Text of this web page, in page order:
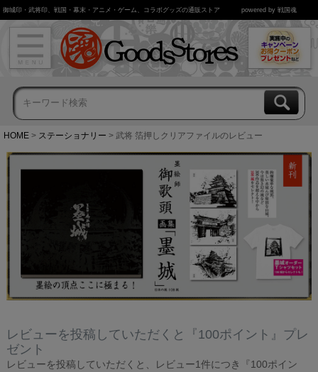
御城印・武将印、戦国・幕末・アニメ・ゲーム、コラボグッズの通販ストア powered by 戦国魂
HOME ステーショナリー 武将 箔押しクリアファイルのレビュー
レビューを投稿していただくと『100ポイント』プレ
ゼント
レビューを投稿していただくと、レビュー1件につき『100ポイン